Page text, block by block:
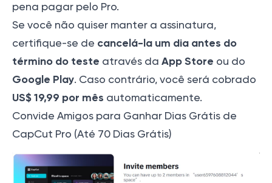
pena pagar pelo Pro.
Se você não quiser manter a assinatura,
certifique-se de cancelá-la um dia antes do
término do teste através da App Store ou do
Google Play. Caso contrário, você será cobrado
US$ 19,99 por mês automaticamente.
Convide Amigos para Ganhar Dias Grátis de
CapCut Pro (Até 70 Dias Grátis)